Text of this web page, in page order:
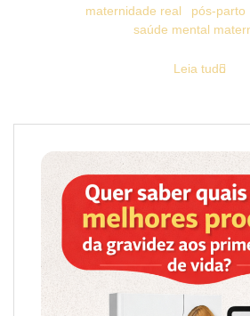
maternidade real
pós-parto
saúde mental
Leia tudo